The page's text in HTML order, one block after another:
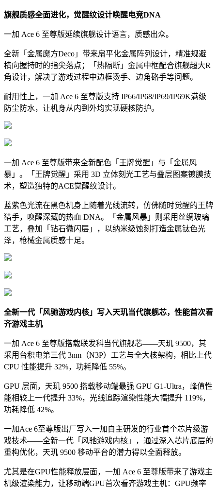
旗舰质感全面进化，觉醒纹设计唤醒电竞DNA
一加 Ace 6 至尊版延续旗舰设计语言，质感出众。
全新「金属魔方Deco」带来扁平化金属阵列设计，精准规避
横向握持时的指尖落点；「热隔断」金属中框配合旗舰超大R
角设计，解决了游戏过程中边框烫手、边角硌手等问题。
耐用性上，一加 Ace 6 至尊版支持 IP66/IP68/IP69/IP69K满级
防尘防水，让机身从内到外均实现硬核防护。
一加 Ace 6 至尊版带来全新配色「王牌觉醒」与「金属风
暴」。「王牌觉醒」采用 3D 立体刻光工艺与叠层图案镀膜技
术，塑造独特的ACE觉醒纹设计。
蓝紫色光流在黑色机身上随着光线流转，仿佛随时觉醒的王牌
猎手，唤醒深藏的热血 DNA。「金属风暴」则采用丝绸玻璃
工艺，叠加「钻石微闪层」，以纳米级蚀刻打造金属钛色光
泽，枪械金属质感十足。
全新一代「风驰游戏内核」写入天玑当代旗舰芯，性能首次看
齐游戏主机
一加 Ace 6 至尊版搭载联发科当代旗舰芯——天玑 9500，其
采用台积电第三代 3nm（N3P）工艺与全大核架构，相比上代
CPU 性能提升 32%，功耗降低 55%。
GPU 层面，天玑 9500 搭载移动端最强 GPU G1-Ultra，峰值性
能相较上一代提升 33%，光线追踪渲染性能大幅提升 119%，
功耗降低 42%。
一加Ace 6至尊版出厂写入一加自主研发的行业首个芯片级游
戏技术——全新一代「风驰游戏内核」，通过深入芯片底层的
重构优化，天玑 9500 移动平台的潜力得以全面释放。
尤其是在GPU性能释放层面，一加 Ace 6 至尊版带来了游戏主
机级渲染能力，让移动端GPU首次看齐游戏主机：GPU频率